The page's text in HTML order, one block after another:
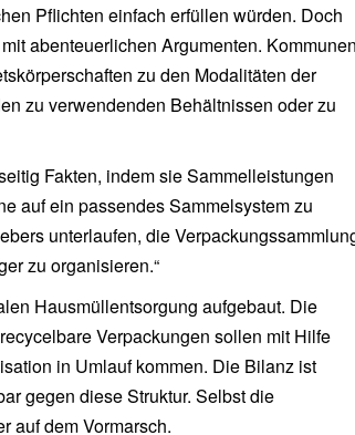
Pflichten einfach erfüllen würden. Doch
abenteuerlichen Argumenten. Kommunen
zu den Modalitäten der
zu verwendenden Behältnissen oder zu
Fakten, indem sie Sammelleistungen
auf ein passendes Sammelsystem zu
unterlaufen, die
zu organisieren.“
Hausmüllentsorgung aufgebaut. Die
Verpackungen sollen mit Hilfe
in Umlauf kommen. Die Bilanz ist
gegen diese Struktur. Selbst die
auf dem Vormarsch.